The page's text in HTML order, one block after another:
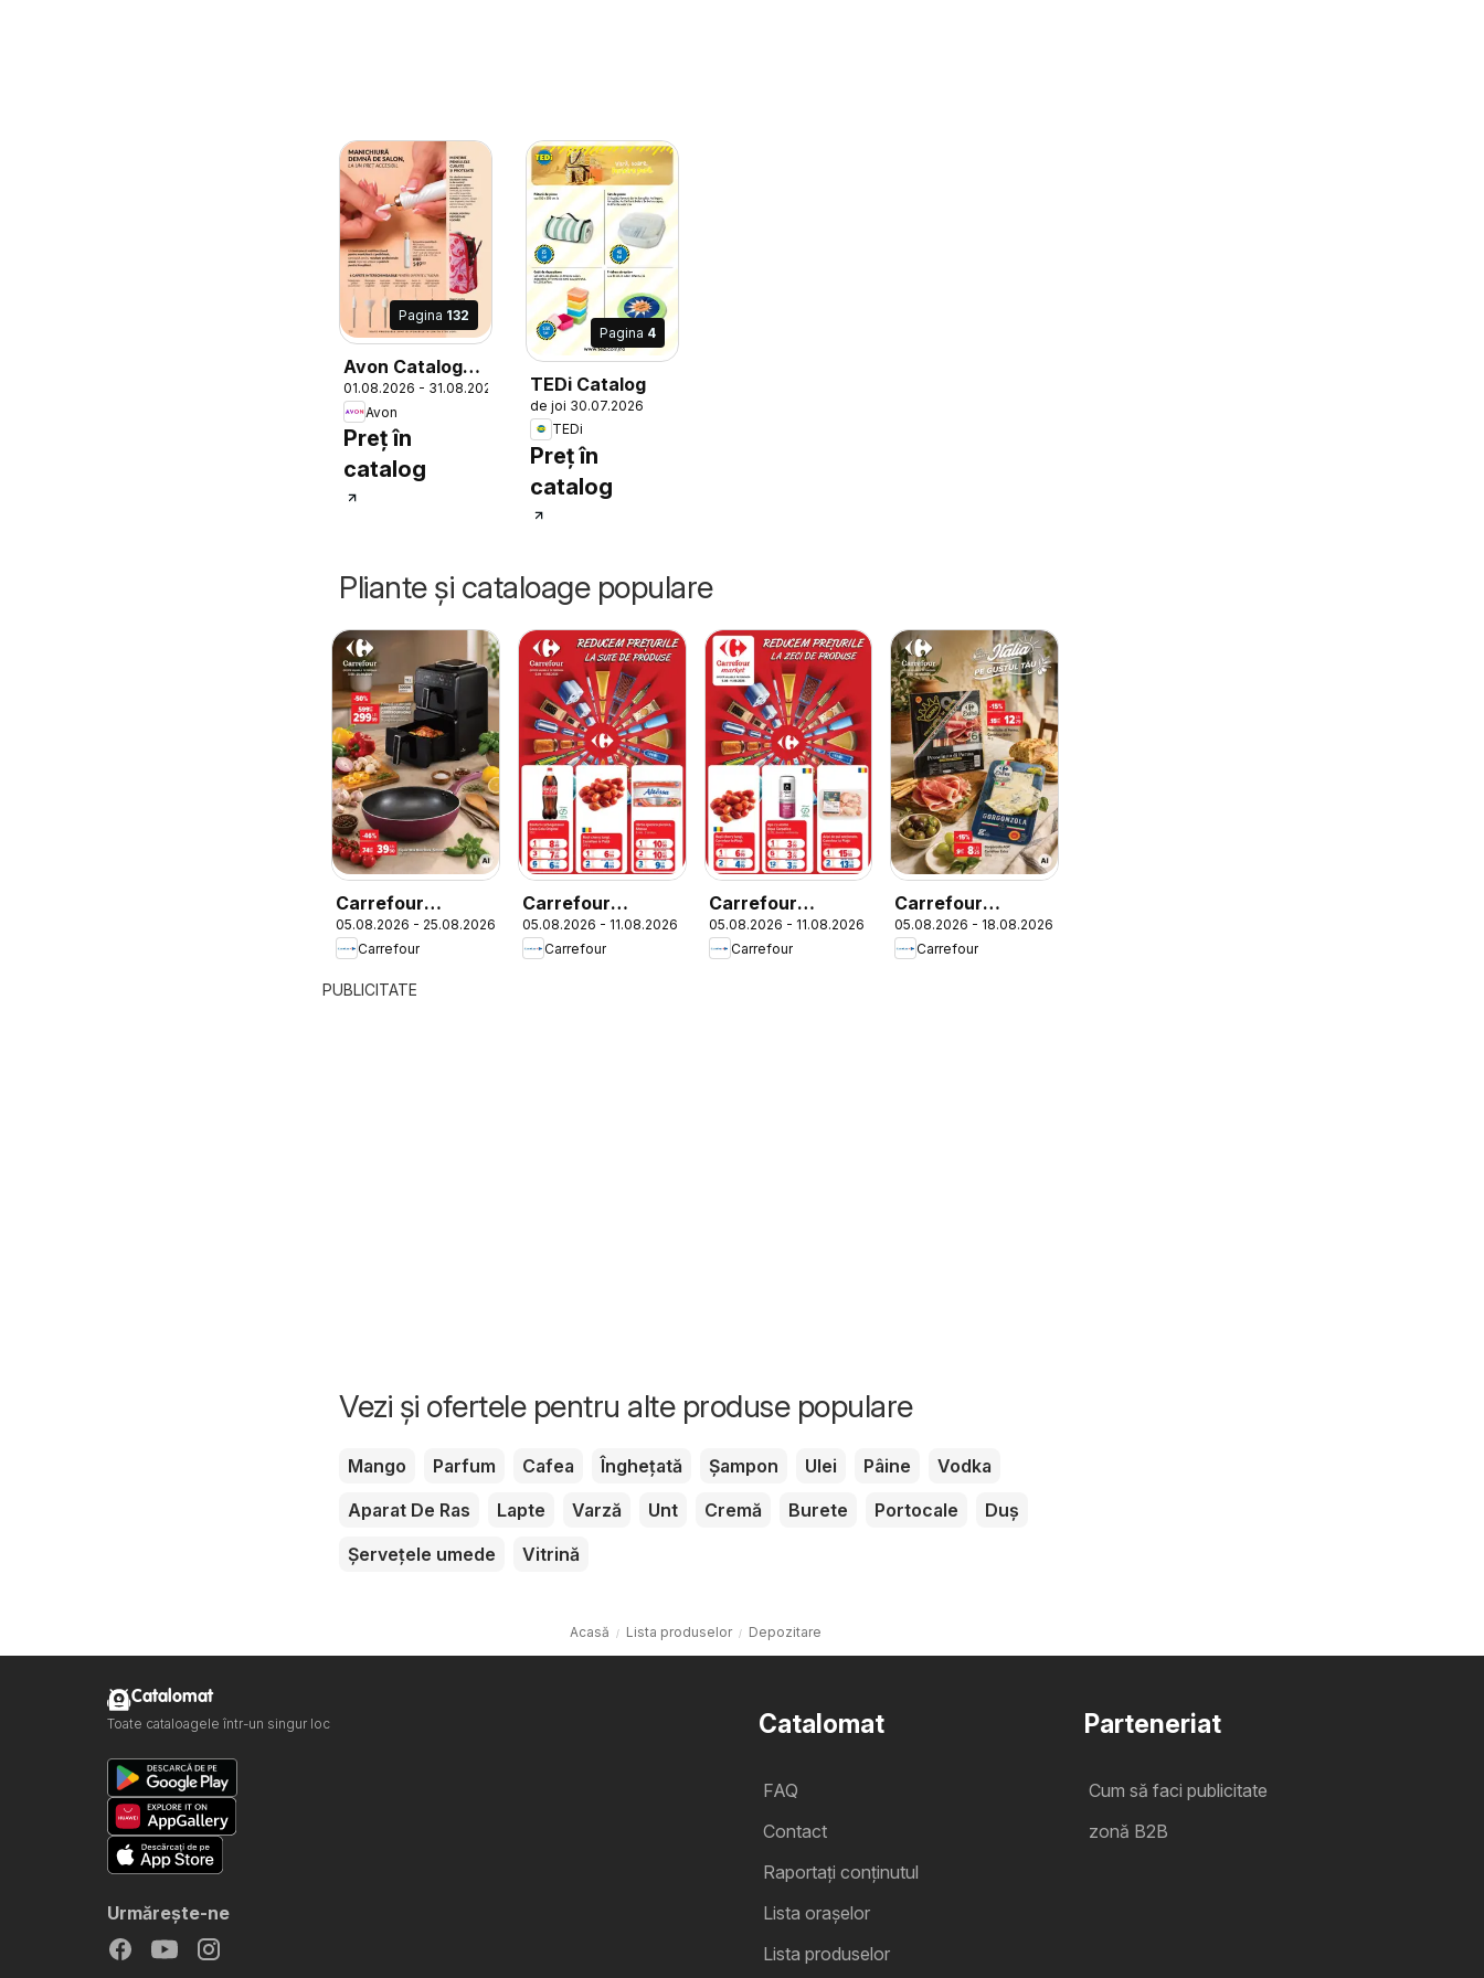
Pagina 132
Avon Catalog
08 2026
01.08.2026 - 31.08.2026
Avon
Preț în
catalog
Pagina 4
TEDi Catalog
de joi 30.07.2026
TEDi
Preț în
catalog
Pliante și cataloage populare
Carrefour
Catalog Nonfood
05.08.2026 - 25.08.2026
Carrefour
Carrefour
Catalog
05.08.2026 - 11.08.2026
Carrefour
Carrefour
Catalog Market
05.08.2026 - 11.08.2026
Carrefour
Carrefour
Catalog Special
Italian week
05.08.2026 - 18.08.2026
Carrefour
PUBLICITATE
Vezi și ofertele pentru alte produse populare
Mango Parfum Cafea Înghețată Șampon Ulei Pâine
Vodka
Aparat De Ras
Lapte Varză Unt Cremă Burete Portocale
Duș
Șervețele umede
Vitrină
Acasă Lista produselor Depozitare
Catalomat
FAQ
Contact
Raportați conținutul
Lista oraşelor
Lista produselor
Parteneriat
Cum să faci publicitate
zonă B2B
Catalomat
Toate cataloagele într-un singur loc
Urmăreşte-ne